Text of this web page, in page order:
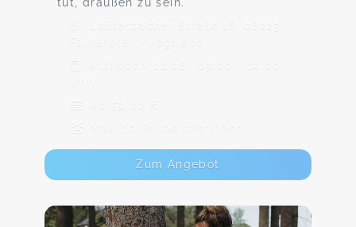
Lauterbacher Straße 16, 08223
Falkenstein/Vogtland
Mittwoch, 12.08., 09:00 - 14:00
Ab 59,00 €
Max. 10 TeilnehmerInnen
Zum Angebot